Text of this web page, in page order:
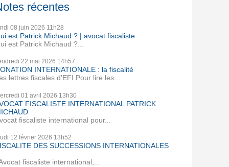
récentes
08 juin 2026 11h28
est Patrick Michaud ? | avocat fiscaliste
est Patrick Michaud ?...
22 mai 2026 14h57
INTERNATIONALE : la fiscalité
lettres fiscales d'EFI Pour lire les...
01 avril 2026 13h30
FISCALISTE INTERNATIONAL PATRICK
fiscaliste international pour...
12 février 2026 13h52
DES SUCCESSIONS INTERNATIONALES
fiscaliste international,...